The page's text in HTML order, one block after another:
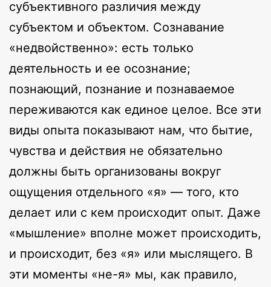
субъективного различия между
субъектом и объектом. Сознавание
«недвойственно»: есть только
деятельность и ее осознание;
познающий, познание и познаваемое
переживаются как единое целое. Все эти
виды опыта показывают нам, что бытие,
чувства и действия не обязательно
должны быть организованы вокруг
ощущения отдельного «я» — того, кто
делает или с кем происходит опыт. Даже
«мышление» вполне может происходить,
и происходит, без «я» или мыслящего. В
эти моменты «не-я» мы, как правило,